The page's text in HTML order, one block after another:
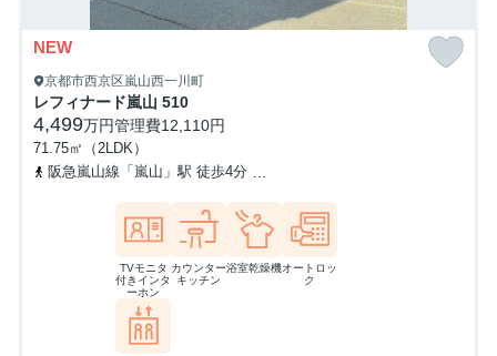
NEW
京都市西京区嵐山西一川町
レフィナード嵐山 510
4,499万円管理費12,110円
71.75㎡（2LDK）
阪急嵐山線「嵐山」駅 徒歩4分
TVモニタ
付きインタ
ーホン
カウンター
キッチン
浴室乾燥機オートロッ
ク